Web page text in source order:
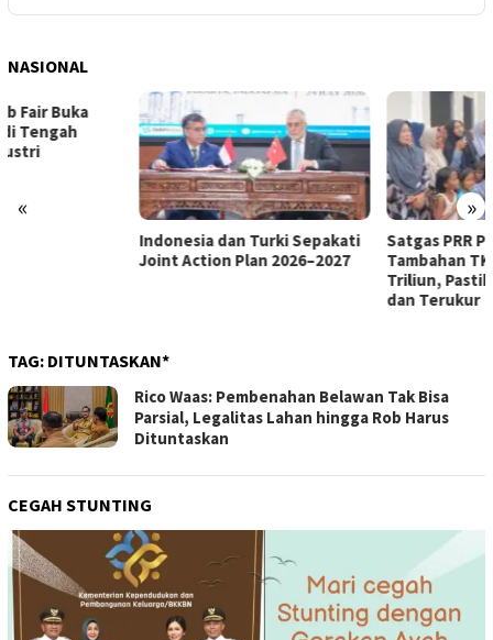
NASIONAL
« »
Indonesia dan Turki Sepakati
Joint Action Plan 2026–2027
Satgas PRR Pacu Realisasi
Tambahan TKD Aceh Rp1,65
Triliun, Pastikan Transparan
TAG: DITUNTASKAN*
Rico Waas: Pembenahan Belawan Tak Bisa
Parsial, Legalitas Lahan hingga Rob Harus
Dituntaskan
CEGAH STUNTING